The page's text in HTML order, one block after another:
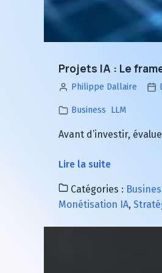
Projets IA : Le
Philippe Dallaire
Business LLM
Avant d’investir,
Lire la suiteà
de
Projets
IA
Catégories :
Monétisation IA,